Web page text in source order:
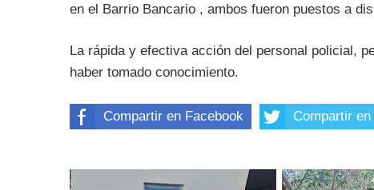
en el Barrio Bancario , ambos fueron puestos a
La rápida y efectiva acción del personal policial,
haber tomado conocimiento.
Compartir en Facebook Compartir